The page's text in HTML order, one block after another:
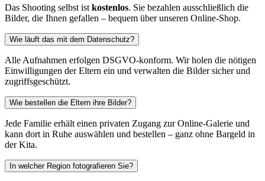
Das Shooting selbst ist kostenlos. Sie bezahlen ausschließlich die
Bilder, die Ihnen gefallen – bequem über unseren Online‑Shop.
Wie läuft das mit dem Datenschutz?
Alle Aufnahmen erfolgen DSGVO‑konform. Wir holen die nötigen
Einwilligungen der Eltern ein und verwalten die Bilder sicher und
zugriffsgeschützt.
Wie bestellen die Eltern ihre Bilder?
Jede Familie erhält einen privaten Zugang zur Online‑Galerie und
kann dort in Ruhe auswählen und bestellen – ganz ohne Bargeld in
der Kita.
In welcher Region fotografieren Sie?